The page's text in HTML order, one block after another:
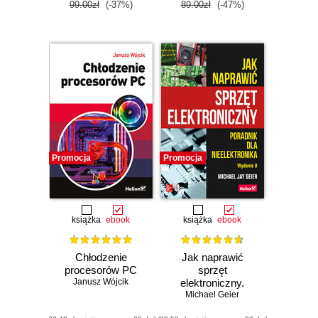
99.00zł (-37%) 89.00zł (-47%)
Promocja
książka ebook
Chłodzenie
procesorów PC
Janusz Wójcik
Promocja
książka ebook
Jak naprawić
sprzęt
elektroniczny.
Poradnik dla
Michael Geier